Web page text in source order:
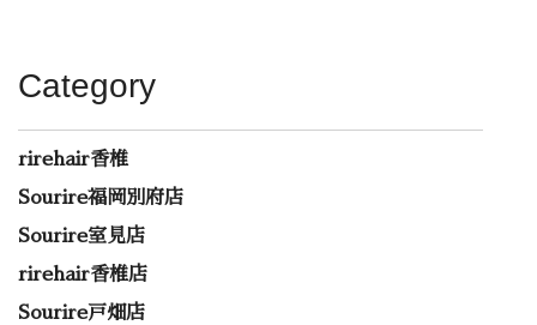
Category
rirehair香椎
Sourire福岡別府店
Sourire室見店
rirehair香椎店
Sourire戸畑店